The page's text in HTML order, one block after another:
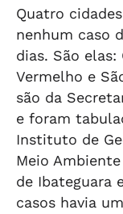
Quatro
nenhum caso
dias. São
Vermelho e
são da
e foram
Instituto de
Meio
de Ibateguara
casos havia